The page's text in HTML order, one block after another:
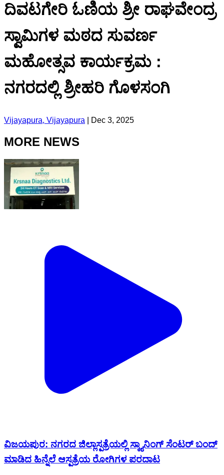
ದಿವಟಗೇರಿ ಓಣಿಯ ಶ್ರೀ ರಾಘವೇಂದ್ರ
ಸ್ವಾಮಿಗಳ ಮಠದ ಸುವರ್ಣ
ಮಹೋತ್ಸವ ಕಾರ್ಯಕ್ರಮ :
ನಗರದಲ್ಲಿ ಶ್ರೀಹರಿ ಗೊಳಸಂಗಿ
Vijayapura, Vijayapura Dec 3, 2025
MORE NEWS
ವಿಜಯಪುರ: ನಗರದ ಜಿಲ್ಲಾಸ್ಪತ್ರೆಯಲ್ಲಿ ಸ್ಕ್ಯಾನಿಂಗ್ ಸೆಂಟರ್ ಬಂದ್
ಮಾಡಿದ ಹಿನ್ನೆಲೆ ಆಸ್ಪತ್ರೆಯ ರೋಗಿಗಳ ಪರದಾಟ